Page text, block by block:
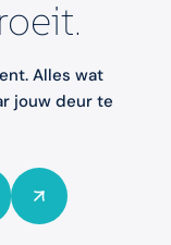
Alles wat
jouw deur te